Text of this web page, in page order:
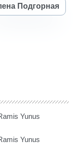
Подгорная
Yunus
Yunus